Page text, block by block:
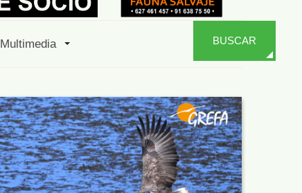
Multimedia BUSCAR